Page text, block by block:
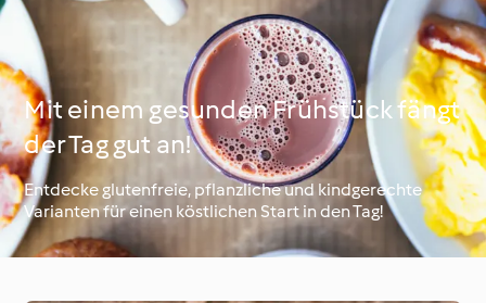
Mit einem gesunden Frühstück fängt
der Tag gut an!
Entdecke glutenfreie, pflanzliche und kindgerechte
Varianten für einen köstlichen Start in den Tag!